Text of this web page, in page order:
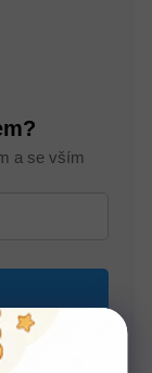
a se vším